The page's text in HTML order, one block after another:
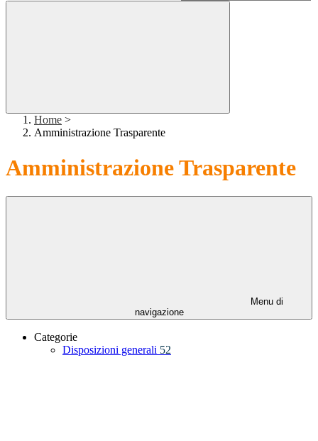
Home >
Amministrazione Trasparente
Amministrazione Trasparente
Menu di
navigazione
Categorie
Disposizioni generali 52